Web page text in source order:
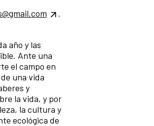
.
año y las
Ante una
el campo en
una vida
y
la vida, y por
la cultura y
ecológica de